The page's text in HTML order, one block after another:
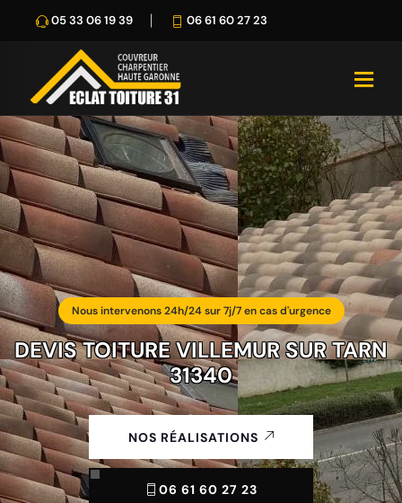
05 33 06 19 39 06 61 60 27 23
Nous intervenons 24h/24 sur 7j/7 en cas d'urgence
DEVIS TOITURE VILLEMUR SUR TARN
31340
NOS RÉALISATIONS
06 61 60 27 23